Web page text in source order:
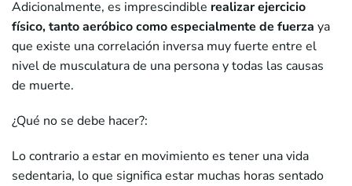
Adicionalmente, es imprescindible realizar ejercicio
físico, tanto aeróbico como especialmente de fuerza ya
que existe una correlación inversa muy fuerte entre el
nivel de musculatura de una persona y todas las causas
de muerte.
¿Qué no se debe hacer?:
Lo contrario a estar en movimiento es tener una vida
sedentaria, lo que significa estar muchas horas sentado